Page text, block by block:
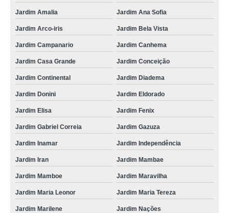
Jardim Amalia Jardim Ana Sofia
Jardim Arco-iris Jardim Bela Vista
Jardim Campanario Jardim Canhema
Jardim Casa Grande Jardim Conceição
Jardim Continental Jardim Diadema
Jardim Donini Jardim Eldorado
Jardim Elisa Jardim Fenix
Jardim Gabriel Correia Jardim Gazuza
Jardim Inamar Jardim Independência
Jardim Iran Jardim Mambae
Jardim Mamboe Jardim Maravilha
Jardim Maria Leonor Jardim Maria Tereza
Jardim Marilene Jardim Nações